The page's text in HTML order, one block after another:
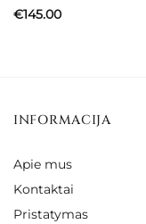
€145.00
INFORMACIJA
Apie mus
Kontaktai
Pristatymas